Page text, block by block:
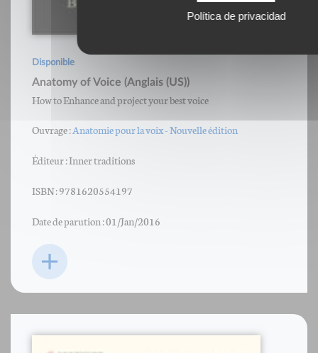
Disponible
Anatomy of Voice (Anglais (US))
How to Enhance and project your best voice
Ouvrage :Anatomie pour la voix - Nouvelle édition
Éditeur : Inner traditions
ISBN : 9781620554197
Date de parution : 01/Jan/2016
Política de privacidad